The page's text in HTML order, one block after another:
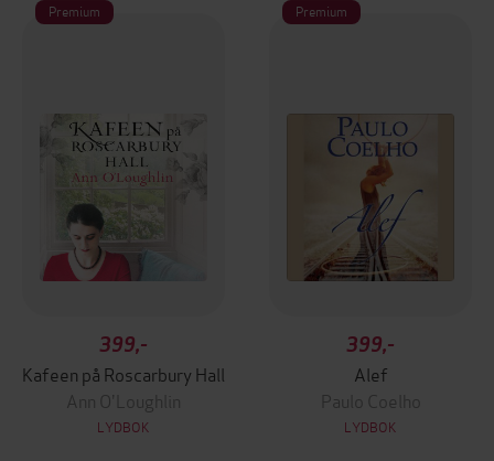
Premium
399,-
Kafeen på Roscarbury Hall
Ann O'Loughlin
LYDBOK
Premium
399,-
Alef
Paulo Coelho
LYDBOK